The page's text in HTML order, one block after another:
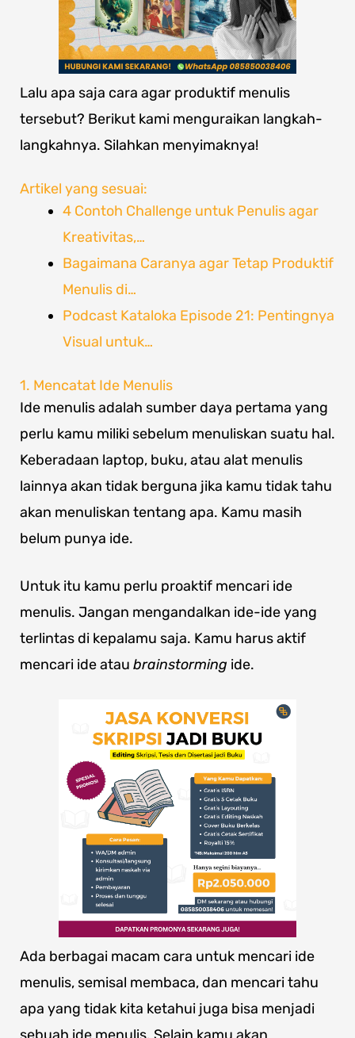
Lalu apa saja cara agar produktif menulis
tersebut? Berikut kami menguraikan langkah-
langkahnya. Silahkan menyimaknya!
Artikel yang sesuai:
4 Contoh Challenge untuk Penulis agar
Kreativitas,…
Bagaimana Caranya agar Tetap Produktif
Menulis di…
Podcast Kataloka Episode 21: Pentingnya
Visual untuk…
1. Mencatat Ide Menulis
Ide menulis adalah sumber daya pertama yang
perlu kamu miliki sebelum menuliskan suatu hal.
Keberadaan laptop, buku, atau alat menulis
lainnya akan tidak berguna jika kamu tidak tahu
akan menuliskan tentang apa. Kamu masih
belum punya ide.
Untuk itu kamu perlu proaktif mencari ide
menulis. Jangan mengandalkan ide-ide yang
terlintas di kepalamu saja. Kamu harus aktif
mencari ide atau brainstorming ide.
Ada berbagai macam cara untuk mencari ide
menulis, semisal membaca, dan mencari tahu
apa yang tidak kita ketahui juga bisa menjadi